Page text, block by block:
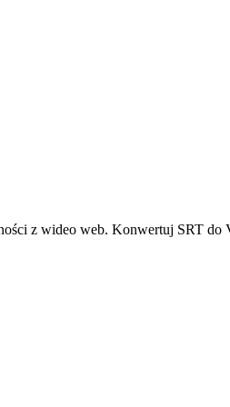
z wideo web. Konwertuj SRT do